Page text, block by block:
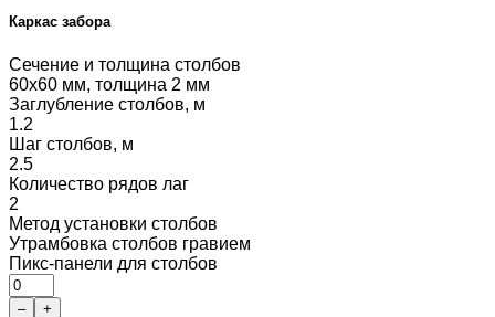
Каркас забора
Сечение и толщина столбов
60x60 мм, толщина 2 мм
Заглубление столбов, м
1.2
Шаг столбов, м
2.5
Количество рядов лаг
2
Метод установки столбов
Утрамбовка столбов гравием
Пикс-панели для столбов
– +